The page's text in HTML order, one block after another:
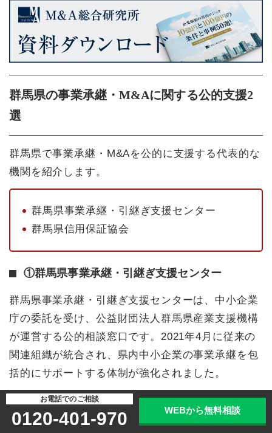
群馬県の事業承継・M&Aに関する公的支援2
選
群馬県で事業承継・M&Aを公的に支援する代表的な
機関を紹介します。
群馬県事業承継・引継ぎ支援センター
群馬県信用保証協会
①群馬県事業承継・引継ぎ支援センター
群馬県事業承継・引継ぎ支援センターは、中小企業
庁の委託を受け、公益財団法人群馬県産業支援機構
が運営する公的相談窓口です。2021年4月に従来の
関連組織が統合され、県内中小企業の事業承継を包
括的にサポートする体制が強化されました。
主な支援内容としては、まず親族内承継や従業員等
への社内承継を検討している企業に対し、事業承継
お電話でのご相談
0120-401-970 WEBから無料相談